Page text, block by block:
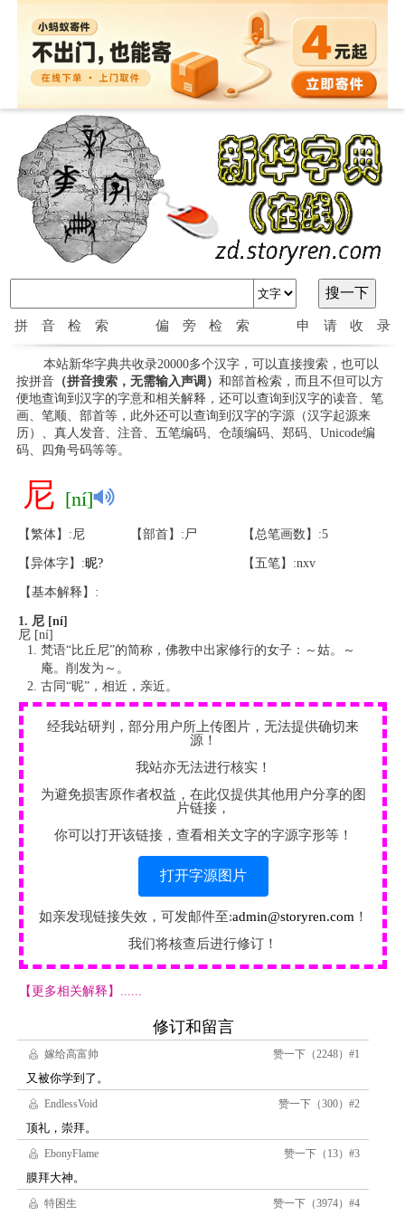
拼音检索 偏旁检索 申请收录
本站新华字典共收录20000多个汉字，可以直接搜索，也可以
按拼音（拼音搜索，无需输入声调） 和部首检索，而且不但可以方
便地查询到汉字的字意和相关解释，还可以查询到汉字的读音、笔
画、笔顺、部首等，此外还可以查询到汉字的字源（汉字起源来
历）、真人发音、注音、五笔编码、仓颉编码、郑码、Unicode编
码、四角号码等等。
尼 [ní]
【繁体】:尼 【部首】:尸 【总笔画数】:5
【异体字】:昵? 【五笔】:nxv
【基本解释】:
1. 尼 [ní]
尼 [ní]
梵语“比丘尼”的简称，佛教中出家修行的女子：～姑。～
庵。削发为～。
古同“昵”，相近，亲近。
经我站研判，部分用户所上传图片，无法提供确切来
源！
我站亦无法进行核实！
为避免损害原作者权益，在此仅提供其他用户分享的图
片链接，
你可以打开该链接，查看相关文字的字源字形等！
打开字源图片
如亲发现链接失效，可发邮件至:admin@storyren.com ！
我们将核查后进行修订！
【更多相关解释】......